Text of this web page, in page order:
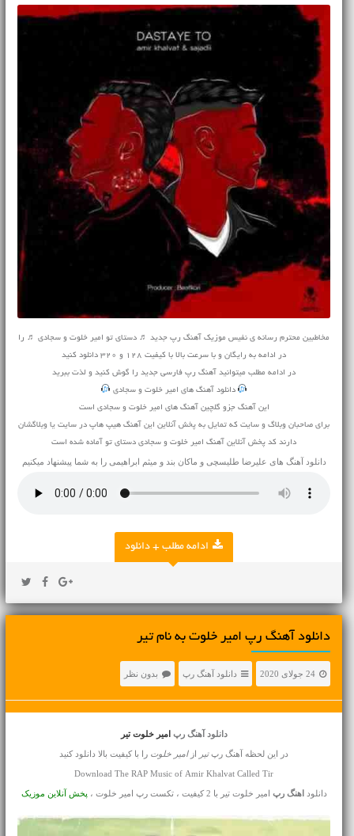
مخاطبین محترم رسانه ی نفیس موزیک آهنگ رپ جدید ♬ دستای تو امیر خلوت و سجادی ♬ را
در ادامه به رایگان و با سرعت بالا با کیفیت 128 و 320 دانلود کنید
در ادامه مطلب میتوانید آهنگرپ فارسی جدید را گوش کنید و لذت ببرید
دانلود آهنگ های امیر خلوت و سجادی
این آهنگ جزو گلچین آهنگ های امیر خلوت و سجادی است
برای صاحبان وبلاگ و سایت که تمایل به پخش آنلاین این آهنگ هیپ هاپ در سایت یا وبلاگشان
دارند کد پخش آنلاین آهنگ امیر خلوت و سجادی دستای تو آماده شده است
دانلود آهنگ های علیرضا طلیسچی و ماکان بند و میثم ابراهیمی را به شما پیشنهاد میکنیم
ادامه مطلب + دانلود
دانلود آهنگ رپ امیر خلوت به نام تیر
24 جولای 2020 دانلود آهنگ رپ بدون نظر
دانلود آهنگ رپ امیر خلوت تیر
در این لحظه آهنگ رپتیر ازامیر خلوت را با کیفیت بالا دانلود کنید
Download The RAP Music of Amir Khalvat Called Tir
دانلود اهنگ رپ امیر خلوت تیر با 2 کیفیت ، تکست رپ امیر خلوت ، پخش آنلاین موزیک